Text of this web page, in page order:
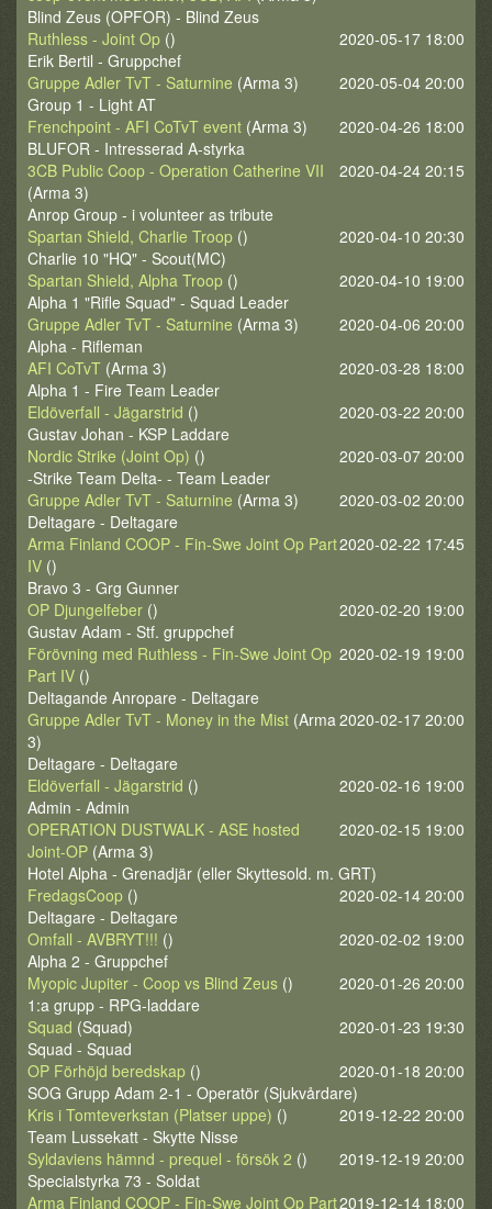
Blind Zeus (OPFOR) - Blind Zeus
2020-05-17 18:00
Ruthless - Joint Op ()
Erik Bertil - Gruppchef
2020-05-04 20:00
Gruppe Adler TvT - Saturnine (Arma 3)
Group 1 - Light AT
2020-04-26 18:00
Frenchpoint - AFI CoTvT event (Arma 3)
BLUFOR - Intresserad A-styrka
2020-04-24 20:15
3CB Public Coop - Operation Catherine VII
(Arma 3)
Anrop Group - i volunteer as tribute
2020-04-10 20:30
Spartan Shield, Charlie Troop ()
Charlie 10 "HQ" - Scout(MC)
2020-04-10 19:00
Spartan Shield, Alpha Troop ()
Alpha 1 "Rifle Squad" - Squad Leader
2020-04-06 20:00
Gruppe Adler TvT - Saturnine (Arma 3)
Alpha - Rifleman
2020-03-28 18:00
AFI CoTvT (Arma 3)
Alpha 1 - Fire Team Leader
2020-03-22 20:00
Eldöverfall - Jägarstrid ()
Gustav Johan - KSP Laddare
2020-03-07 20:00
Nordic Strike (Joint Op) ()
-Strike Team Delta- - Team Leader
2020-03-02 20:00
Gruppe Adler TvT - Saturnine (Arma 3)
Deltagare - Deltagare
2020-02-22 17:45
Arma Finland COOP - Fin-Swe Joint Op Part
IV ()
Bravo 3 - Grg Gunner
2020-02-20 19:00
OP Djungelfeber ()
Gustav Adam - Stf. gruppchef
2020-02-19 19:00
Förövning med Ruthless - Fin-Swe Joint Op
Part IV ()
Deltagande Anropare - Deltagare
2020-02-17 20:00
Gruppe Adler TvT - Money in the Mist (Arma
3)
Deltagare - Deltagare
2020-02-16 19:00
Eldöverfall - Jägarstrid ()
Admin - Admin
2020-02-15 19:00
OPERATION DUSTWALK - ASE hosted
Joint-OP (Arma 3)
Hotel Alpha - Grenadjär (eller Skyttesold. m. GRT)
2020-02-14 20:00
FredagsCoop ()
Deltagare - Deltagare
2020-02-02 19:00
Omfall - AVBRYT!!! ()
Alpha 2 - Gruppchef
2020-01-26 20:00
Myopic Jupiter - Coop vs Blind Zeus ()
1:a grupp - RPG-laddare
2020-01-23 19:30
Squad (Squad)
Squad - Squad
2020-01-18 20:00
OP Förhöjd beredskap ()
SOG Grupp Adam 2-1 - Operatör (Sjukvårdare)
2019-12-22 20:00
Kris i Tomteverkstan (Platser uppe) ()
Team Lussekatt - Skytte Nisse
2019-12-19 20:00
Syldaviens hämnd - prequel - försök 2 ()
Specialstyrka 73 - Soldat
2019-12-14 18:00
Arma Finland COOP - Fin-Swe Joint Op Part